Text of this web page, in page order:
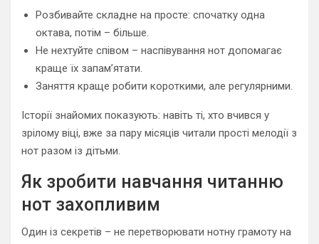
Розбивайте складне на просте: спочатку одна
октава, потім – більше.
Не нехтуйте співом – наспівування нот допомагає
краще їх запам’ятати.
Заняття краще робити короткими, але регулярними.
Історії знайомих показують: навіть ті, хто вчився у
зрілому віці, вже за пару місяців читали прості мелодії з
нот разом із дітьми.
Як зробити навчання читанню
нот захопливим
Один із секретів – не перетворювати нотну грамоту на